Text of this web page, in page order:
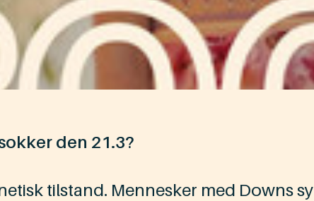
den 21.3?
tilstand.​ Mennesker med Downs